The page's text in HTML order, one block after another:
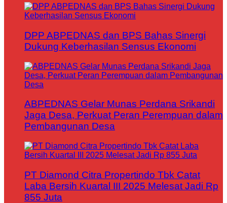
DPP ABPEDNAS dan BPS Bahas Sinergi
Dukung Keberhasilan Sensus Ekonomi
ABPEDNAS Gelar Munas Perdana Srikandi
Jaga Desa, Perkuat Peran Perempuan dalam
Pembangunan Desa
PT Diamond Citra Propertindo Tbk Catat
Laba Bersih Kuartal III 2025 Melesat Jadi Rp
855 Juta